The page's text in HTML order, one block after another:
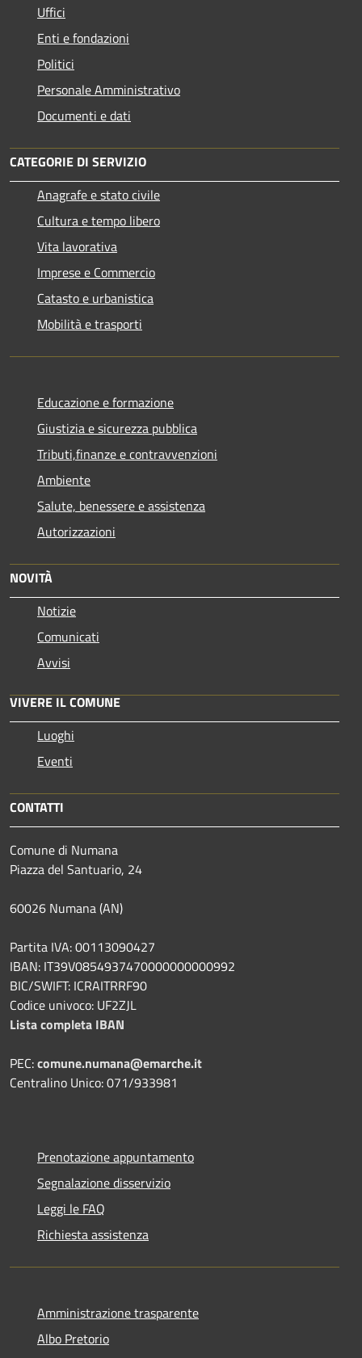
Uffici
Enti e fondazioni
Politici
Personale Amministrativo
Documenti e dati
CATEGORIE DI SERVIZIO
Anagrafe e stato civile
Cultura e tempo libero
Vita lavorativa
Imprese e Commercio
Catasto e urbanistica
Mobilità e trasporti
Educazione e formazione
Giustizia e sicurezza pubblica
Tributi,finanze e contravvenzioni
Ambiente
Salute, benessere e assistenza
Autorizzazioni
NOVITÀ
Notizie
Comunicati
Avvisi
VIVERE IL COMUNE
Luoghi
Eventi
CONTATTI
Comune di Numana
Piazza del Santuario, 24
60026 Numana (AN)
Partita IVA: 00113090427
IBAN: IT39V0854937470000000000992
BIC/SWIFT: ICRAITRRF90
Codice univoco: UF2ZJL
Lista completa IBAN
PEC:comune.numana@emarche.it
Centralino Unico: 071/933981
Prenotazione appuntamento
Segnalazione disservizio
Leggi le FAQ
Richiesta assistenza
Amministrazione trasparente
Albo Pretorio